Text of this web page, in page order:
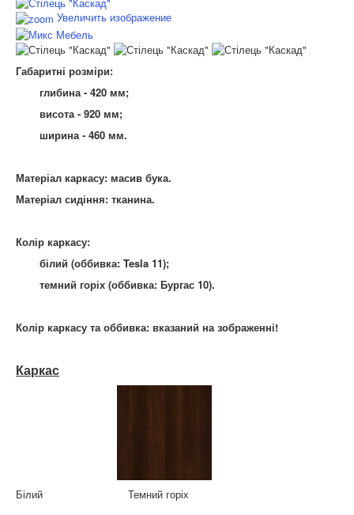
Увеличить изображение
Габаритні розміри:
глибина - 420 мм;
висота - 920 мм;
ширина - 460 мм.
Матеріал каркасу: масив бука.
Матеріал сидіння: тканина.
Колір каркасу:
білий (оббивка: Tesla 11);
темний горіх (оббивка: Бургас 10).
Колір каркасу та оббивка: вказаний на зображенні!
Каркас
Білий Темний горіх